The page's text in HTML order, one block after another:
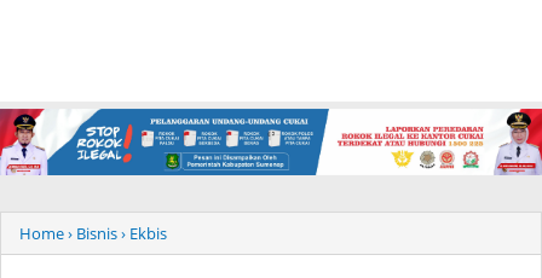
Home› Bisnis› Ekbis